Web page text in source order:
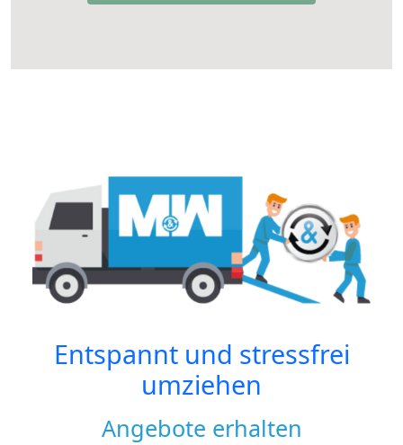
Entspannt und stressfrei
umziehen
Angebote erhalten